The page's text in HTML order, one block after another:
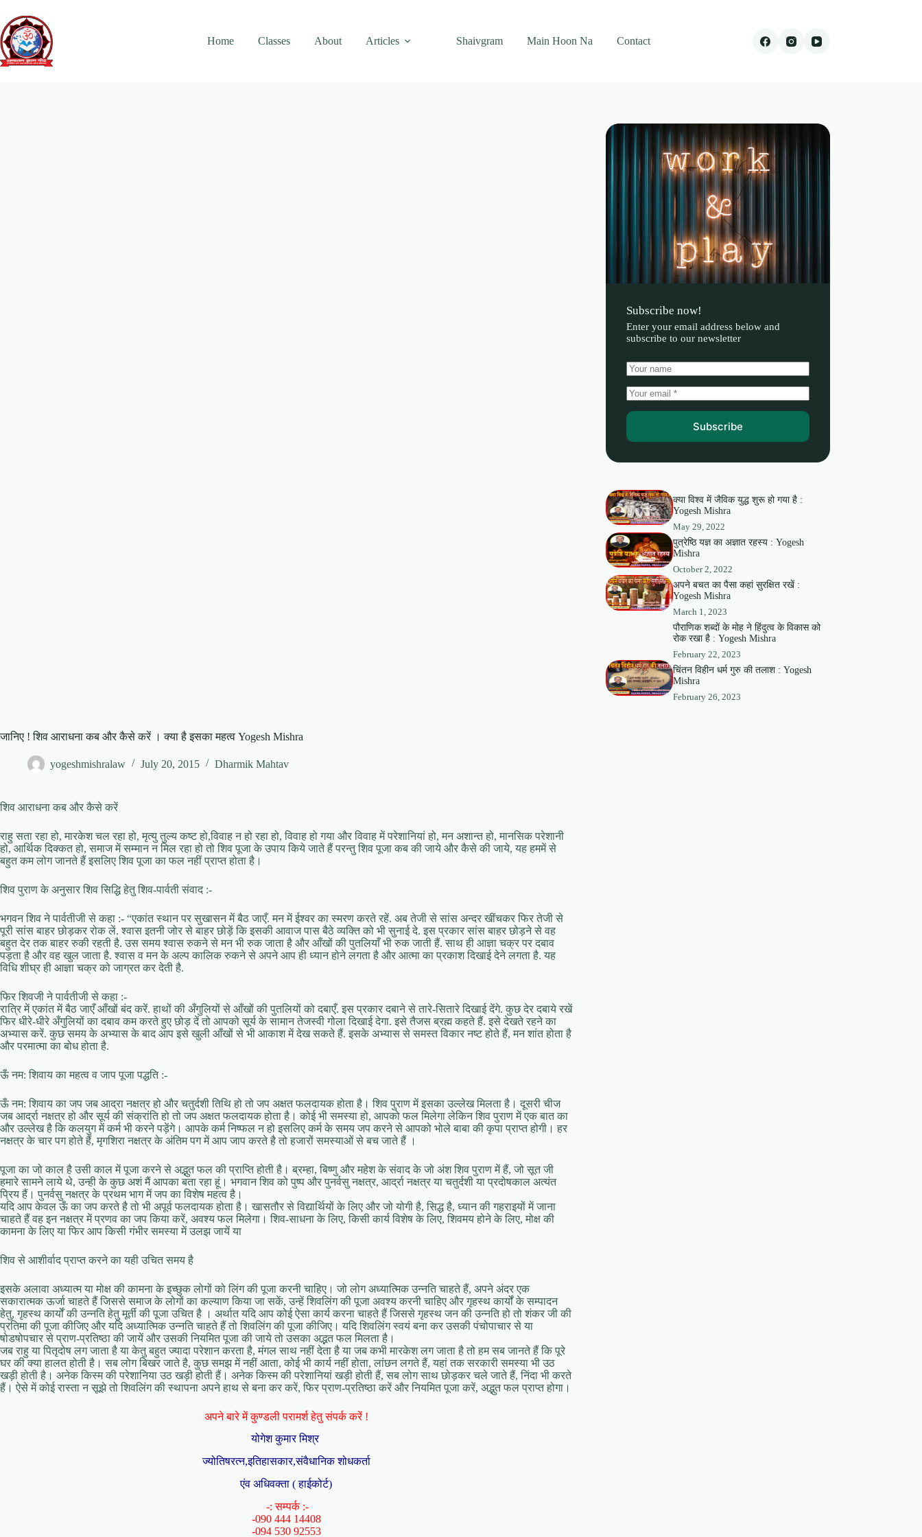
content
Home
Classes About Articles Shaivgram Main Hoon Na Contact
जानिए ! शिव आराधना कब और कैसे करें । क्या है इसका महत्व Yogesh Mishra
yogeshmishralaw July 20, 2015 Dharmik Mahtav
शिव आराधना कब और कैसे करें
राहु सता रहा हो, मारकेश चल रहा हो, मृत्यु तुल्य कष्ट हो,विवाह न हो रहा हो, विवाह हो गया और विवाह में परेशानियां हो, मन अशान्त हो, मानसिक परेशानी
हो, आर्थिक दिक्कत हो, समाज में सम्मान न मिल रहा हो तो शिव पूजा के उपाय किये जाते हैं परन्तु शिव पूजा कब की जाये और कैसे की जाये, यह हममें से
बहुत कम लोग जानते हैं इसलिए शिव पूजा का फल नहीं प्राप्त होता है।
शिव पुराण के अनुसार शिव सिद्धि हेतु शिव-पार्वती संवाद :-
भगवन शिव ने पार्वतीजी से कहा :- “एकांत स्थान पर सुखासन में बैठ जाएँ. मन में ईश्वर का स्मरण करते रहें. अब तेजी से सांस अन्दर खींचकर फिर तेजी से
पूरी सांस बाहर छोड़कर रोक लें. श्वास इतनी जोर से बाहर छोड़ें कि इसकी आवाज पास बैठे व्यक्ति को भी सुनाई दे. इस प्रकार सांस बाहर छोड़ने से वह
बहुत देर तक बाहर रुकी रहती है. उस समय श्वास रुकने से मन भी रुक जाता है और आँखों की पुतलियाँ भी रुक जाती हैं. साथ ही आज्ञा चक्र पर दबाव
पड़ता है और वह खुल जाता है. श्वास व मन के अल्प कालिक रुकने से अपने आप ही ध्यान होने लगता है और आत्मा का प्रकाश दिखाई देने लगता है. यह
विधि शीघ्र ही आज्ञा चक्र को जाग्रत कर देती है.
फिर शिवजी ने पार्वतीजी से कहा :-
रात्रि में एकांत में बैठ जाएँ आँखों बंद करें. हाथों की अँगुलियों से आँखों की पुतलियों को दबाएँ. इस प्रकार दबाने से तारे-सितारे दिखाई देंगे. कुछ देर दबाये रखें
फिर धीरे-धीरे अँगुलियों का दबाव कम करते हुए छोड़ दें तो आपको सूर्य के सामान तेजस्वी गोला दिखाई देगा. इसे तैजस ब्रह्म कहते हैं. इसे देखते रहने का
अभ्यास करें. कुछ समय के अभ्यास के बाद आप इसे खुली आँखों से भी आकाश में देख सकते हैं. इसके अभ्यास से समस्त विकार नष्ट होते हैं, मन शांत होता है
और परमात्मा का बोध होता है.
ऊँ नम: शिवाय का महत्व व जाप पूजा पद्धति :-
ऊँ नम: शिवाय का जप जब आद्रा नक्षत्र हो और चतुर्दशी तिथि हो तो जप अक्षत फलदायक होता है। शिव पुराण में इसका उल्लेख मिलता है। दूसरी चीज
जब आर्द्रा नक्षत्र हो और सूर्य की संक्रांति हो तो जप अक्षत फलदायक होता है। कोई भी समस्या हो, आपको फल मिलेगा लेकिन शिव पुराण में एक बात का
और उल्लेख है कि कलयुग में कर्म भी करने पड़ेंगे। आपके कर्म निष्फल न हो इसलिए कर्म के समय जप करने से आपको भोले बाबा की कृपा प्राप्त होगी। हर
नक्षत्र के चार पग होते हैं, मृगशिरा नक्षत्र के अंतिम पग में आप जाप करते है तो हजारों समस्याओं से बच जाते हैं ।
पूजा का जो काल है उसी काल में पूजा करने से अद्भुत फल की प्राप्ति होती है। ब्रम्हा, बिष्णु और महेश के संवाद के जो अंश शिव पुराण में हैं, जो सूत जी
हमारे सामने लाये थे, उन्ही के कुछ अशं मैं आपका बता रहा हूं। भगवान शिव को पुष्प और पुनर्वसु नक्षत्र, आर्द्रा नक्षत्र या चतुर्दशी या प्रदोषकाल अत्यंत
प्रिय हैं। पुनर्वसु नक्षत्र के प्रथम भाग में जप का विशेष महत्व है।
यदि आप केवल ऊँ का जप करते है तो भी अपूर्व फलदायक होता है। खासतौर से विद्यार्थियों के लिए और जो योगी है, सिद्ध है, ध्यान की गहराइयों में जाना
चाहते हैं वह इन नक्षत्र में प्रणव का जप किया करें, अवश्य फल मिलेगा। शिव-साधना के लिए, किसी कार्य विशेष के लिए, शिवमय होने के लिए, मोक्ष की
कामना के लिए या फिर आप किसी गंभीर समस्या में उलझ जायें या
शिव से आशीर्वाद प्राप्त करने का यही उचित समय है
इसके अलावा अध्यात्म या मोक्ष की कामना के इच्छुक लोगों को लिंग की पूजा करनी चाहिए। जो लोग अध्यात्मिक उन्नति चाहते हैं, अपने अंदर एक
सकारात्मक ऊर्जा चाहते हैं जिससे समाज के लोगों का कल्याण किया जा सकें, उन्हें शिवलिंग की पूजा अवश्य करनी चाहिए और गृहस्थ कार्यों के सम्पादन
हेतु, गृहस्थ कार्यों की उन्नति हेतु मूर्ती की पूजा उचित है । अर्थात यदि आप कोई ऐसा कार्य करना चाहते हैं जिससे गृहस्थ जन की उन्नति हो तो शंकर जी की
प्रतिमा की पूजा कीजिए और यदि अध्यात्मिक उन्नति चाहते हैं तो शिवलिंग की पूजा कीजिए। यदि शिवलिंग स्वयं बना कर उसकी पंचोपाचार से या
षोडषोपचार से प्राण-प्रतिष्ठा की जायें और उसकी नियमित पूजा की जाये तो उसका अद्भत फल मिलता है।
जब राहु या पितृदोष लग जाता है या केतु बहुत ज्यादा परेशान करता है, मंगल साथ नहीं देता है या जब कभी मारकेश लग जाता है तो हम सब जानते हैं कि पूरे
घर की क्या हालत होती है। सब लोग बिखर जाते है, कुछ समझ में नहीं आता, कोई भी कार्य नहीं होता, लांछन लगते हैं, यहां तक सरकारी समस्या भी उठ
खड़ी होती है। अनेक किस्म की परेशानिया उठ खड़ी होती हैं। अनेक किस्म की परेशानियां खड़ी होती हैं, सब लोग साथ छोड़कर चले जाते हैं, निंदा भी करते
हैं। ऐसे में कोई रास्ता न सूझे तो शिवलिंग की स्थापना अपने हाथ से बना कर करें, फिर प्राण-प्रतिष्ठा करें और नियमित पूजा करें, अद्भुत फल प्राप्त होगा।
अपने बारे में कुण्डली परामर्श हेतु संपर्क करें !
योगेश कुमार मिश्र
ज्योतिषरत्न,इतिहासकार,संवैधानिक शोधकर्ता
एंव अधिवक्ता ( हाईकोर्ट)
-: सम्पर्क :-
-090 444 14408
-094 530 92553
Subscribe now!
Enter your email address below and
subscribe to our newsletter
Subscribe
क्या विश्व में जैविक युद्ध शुरू हो गया है :
Yogesh Mishra
May 29, 2022
पुत्रेष्ठि यज्ञ का अज्ञात रहस्य : Yogesh
Mishra
October 2, 2022
अपने बचत का पैसा कहां सुरक्षित रखें :
Yogesh Mishra
March 1, 2023
पौराणिक शब्दों के मोह ने हिंदुत्व के विकास को
रोक रखा है : Yogesh Mishra
February 22, 2023
चिंतन विहीन धर्म गुरु की तलाश : Yogesh
Mishra
February 26, 2023